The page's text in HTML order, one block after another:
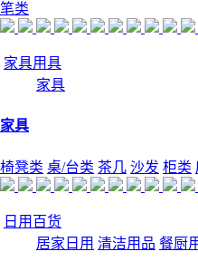
笔类
家具用具
家具
家具
椅凳类 桌/台类 茶几 沙发 柜类
日用百货
居家日用 清洁用品 餐厨